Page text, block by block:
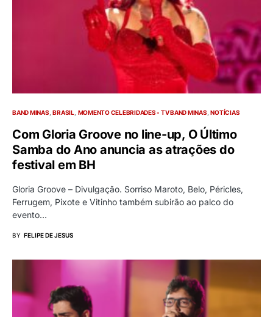
BAND MINAS BRASIL MOMENTO CELEBRIDADES - TV BAND MINAS NOTÍCIAS
Com Gloria Groove no line-up, O Último
Samba do Ano anuncia as atrações do
festival em BH
Gloria Groove – Divulgação. Sorriso Maroto, Belo, Péricles,
Ferrugem, Pixote e Vitinho também subirão ao palco do
evento…
BY FELIPE DE JESUS